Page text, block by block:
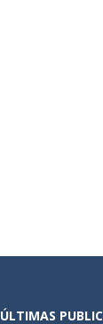
ÚLTIMAS